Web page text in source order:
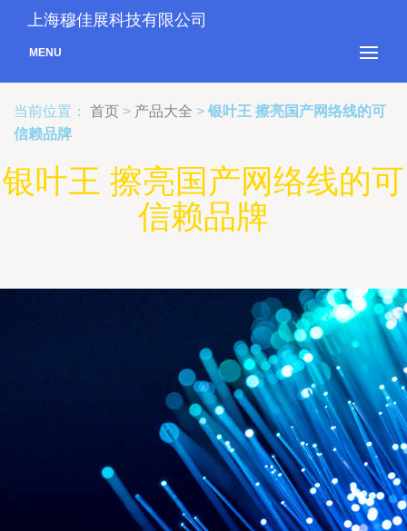
上海穆佳展科技有限公司
MENU
当前位置： 首页 > 产品大全 > 银叶王 擦亮国产网络线的可
信赖品牌
银叶王 擦亮国产网络线的可
信赖品牌